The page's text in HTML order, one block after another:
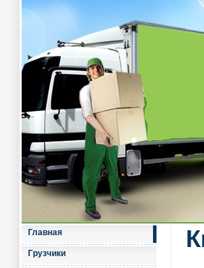
Главная
Грузчики